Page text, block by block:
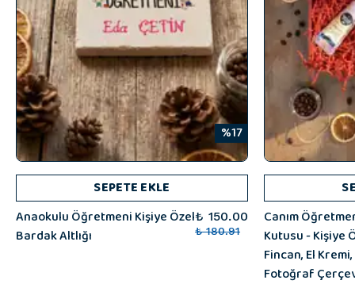
%17
SEPETE EKLE
Anaokulu Öğretmeni Kişiye Özel
Bardak Altlığı
₺ 150.00
₺ 180.91
Canım
Kutusu - Kişiye
Fincan, El
Fotoğraf